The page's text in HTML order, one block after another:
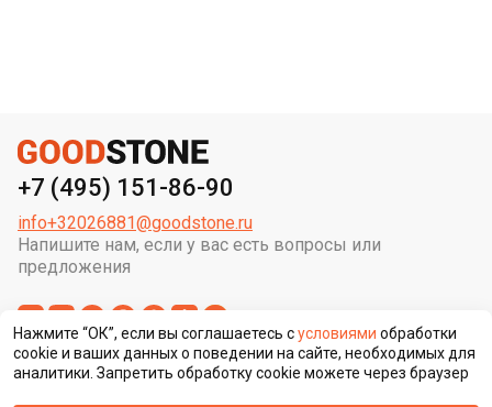
+7 (495) 151-86-90
Напишите нам, если у вас есть вопросы или
предложения
info+32026881@goodstone.ru
Нажмите “ОК”, если вы соглашаетесь сусловиями обработки
cookie и ваших данных о поведении на сайте, необходимых для
аналитики. Запретить обработку cookie можете через браузер